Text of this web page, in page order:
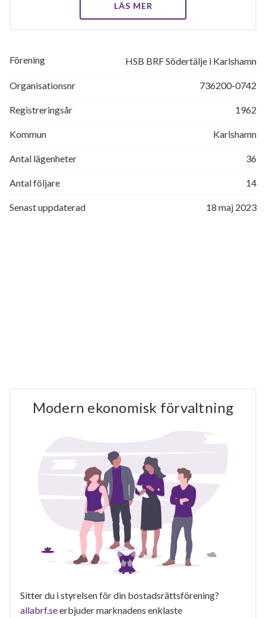
LÄS MER
Förening HSB BRF Södertälje i Karlshamn
Organisationsnr 736200-0742
Registreringsår 1962
Kommun Karlshamn
Antal lägenheter 36
Antal följare 14
Senast uppdaterad 18 maj 2023
Modern ekonomisk förvaltning
Sitter du i styrelsen för din bostadsrättsförening?
allabrf.seerbjuder marknadens enklaste